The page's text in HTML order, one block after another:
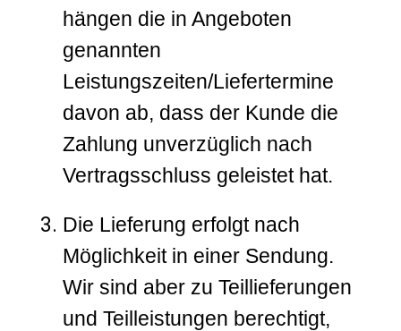
hängen die in Angeboten
genannten
Leistungszeiten/Liefertermine
davon ab, dass der Kunde die
Zahlung unverzüglich nach
Vertragsschluss geleistet hat.
Die Lieferung erfolgt nach
Möglichkeit in einer Sendung.
Wir sind aber zu Teillieferungen
und Teilleistungen berechtigt,